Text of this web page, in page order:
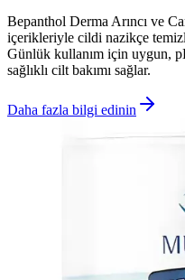
Bepanthol Derma Arıncı ve
içerikleriyle cildi nazikçe
Günlük kullanım için uygun,
sağlıklı cilt bakımı sağlar.
Daha fazla bilgi edinin